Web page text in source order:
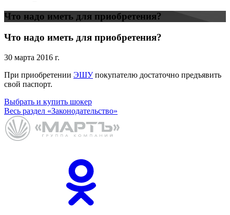
Что надо иметь для приобретения?
Что надо иметь для приобретения?
30 марта 2016 г.
При приобретении ЭШУпокупателю достаточно предъявить
свой паспорт.
Выбрать и купить шокер
Весь раздел «Законодательство»